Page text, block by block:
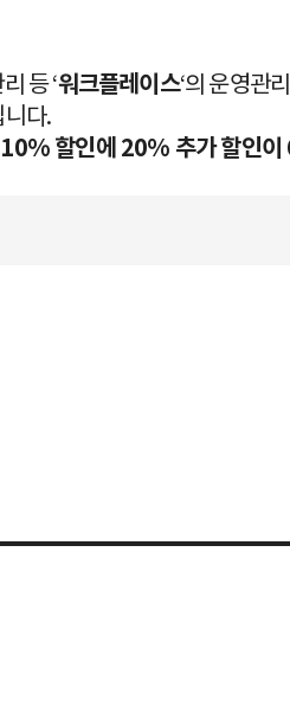
등 ‘워크플레이스‘의 운영관
다.
할인에 20% 추가 할인이